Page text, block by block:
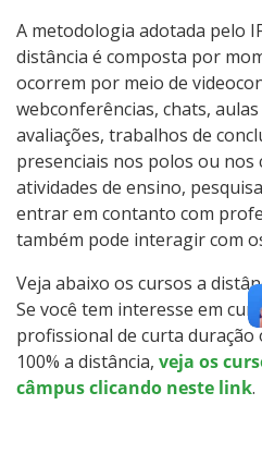
Resultados Vagas
Como posso estudar no IFSC?
Calendário de inscrições
Processos Seletivos
Cotas
Inscrições e acompanhamento
A metodologia adotada pelo
distância é composta por
ocorrem por meio de
webconferências, chats,
avaliações, trabalhos de
presenciais nos polos ou
atividades de ensino,
entrar em contanto com
também pode interagir com
Veja abaixo os cursos a
Se você tem interesse em
profissional de curta
100% a distância, veja os
câmpus clicando neste link.